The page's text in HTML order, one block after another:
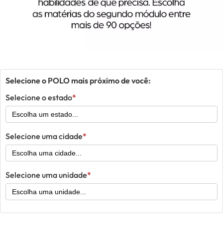
Selecione o POLO mais próximo de você:
Selecione o estado
Selecione uma cidade
Selecione uma unidade